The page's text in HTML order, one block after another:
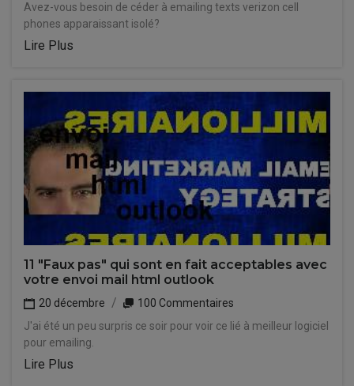
Avez-vous besoin de céder à emailing texts verizon cell
phones apparaissant isolé?
Lire Plus
11 "Faux pas" qui sont en fait acceptables avec
votre envoi mail html outlook
20 décembre
100 Commentaires
J'ai été un peu surpris ce soir pour voir ce lié à meilleur logiciel
pour emailing.
Lire Plus